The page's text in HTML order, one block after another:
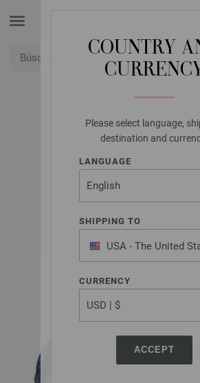
COUNTRY
Please select language,
destination and
LANGUAGE
SHIPPING TO
USA - The United
of America
CURRENCY
ACCEPT
LANA GROSSA
MEILENWEIT